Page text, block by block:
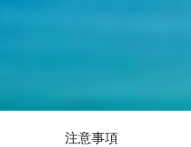
注意事項